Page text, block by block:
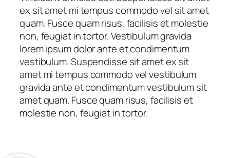
ex sit amet mi tempus commodo vel sit amet
quam. Fusce quam risus, facilisis et molestie
non, feugiat in tortor. Vestibulum gravida
lorem ipsum dolor ante et condimentum
vestibulum. Suspendisse sit amet ex sit
amet mi tempus commodo vel vestibulum
gravida ante et condimentum vestibulum sit
amet quam. Fusce quam risus, facilisis et
molestie non, feugiat in tortor.